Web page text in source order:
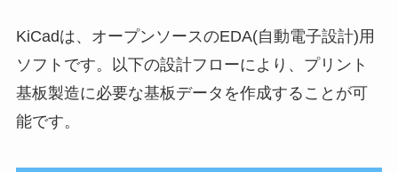
KiCadは、オープンソースのEDA(自動電子設計)用
ソフトです。以下の設計フローにより、プリント
基板製造に必要な基板データを作成することが可
能です。